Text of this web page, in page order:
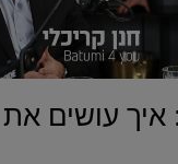
איך עושים את